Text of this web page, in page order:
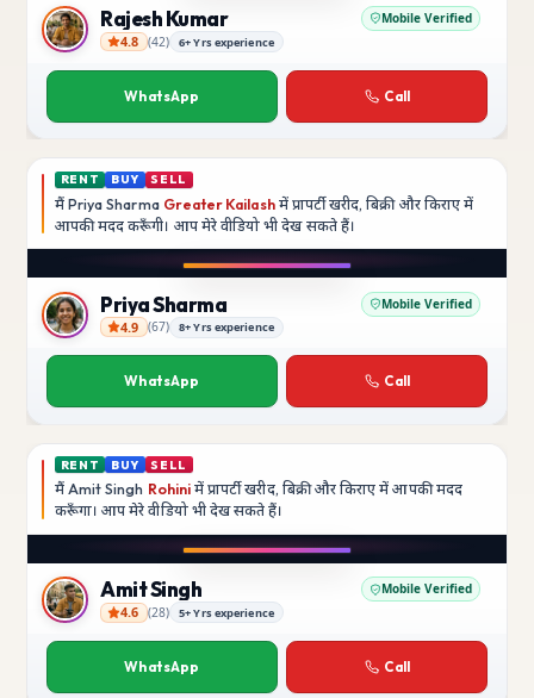
Rajesh Kumar
Rajesh Kumar Mobile Verified
4.8 (42) 6+ Yrs experience
WhatsApp Call
RENT BUY SELL
मैं Priya Sharma Greater Kailashमें प्रापर्टी खरीद, बिक्री और किराए में
आपकी मददकरूँगी। आप मेरे वीडियो भी देख सकते हैं।
Priya Sharma
Priya Sharma Mobile Verified
4.9 (67) 8+ Yrs experience
WhatsApp Call
RENT BUY SELL
मैं Amit Singh Rohiniमें प्रापर्टी खरीद, बिक्री और किराए में आपकी मदद
करूँगा। आप मेरे वीडियो भी देख सकते हैं।
Amit Singh
Amit Singh Mobile Verified
4.6 (28) 5+ Yrs experience
WhatsApp Call